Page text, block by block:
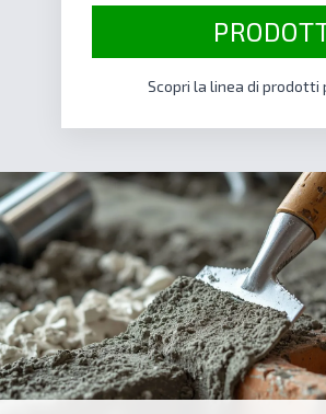
Scopri la linea di prodotti